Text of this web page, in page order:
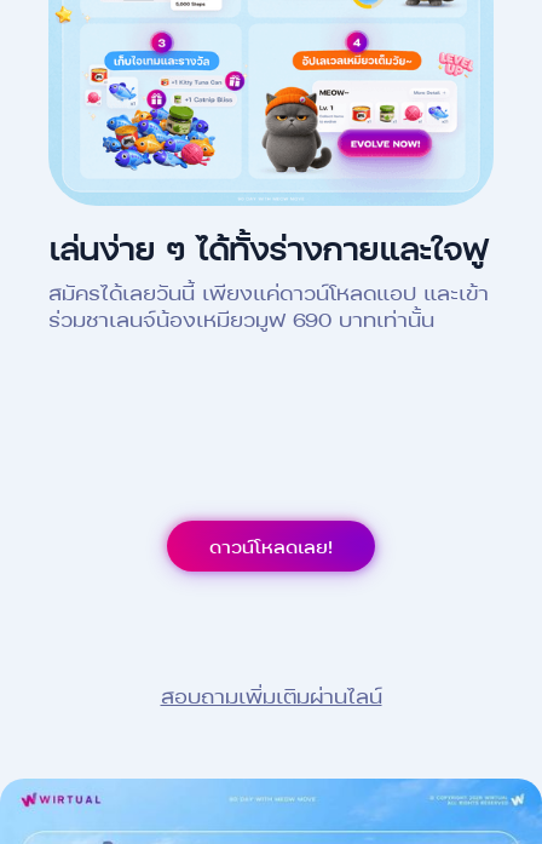
เล่นง่าย ๆ ได้ทั้งร่างกายและใจฟู
สมัครได้เลยวันนี้ เพียงแค่ดาวน์โหลดแอป และเข้า
ร่วมชาเลนจ์น้องเหมียวมูฟ 690 บาทเท่านั้น
ดาวน์โหลดเลย!
สอบถามเพิ่มเติมผ่านไลน์